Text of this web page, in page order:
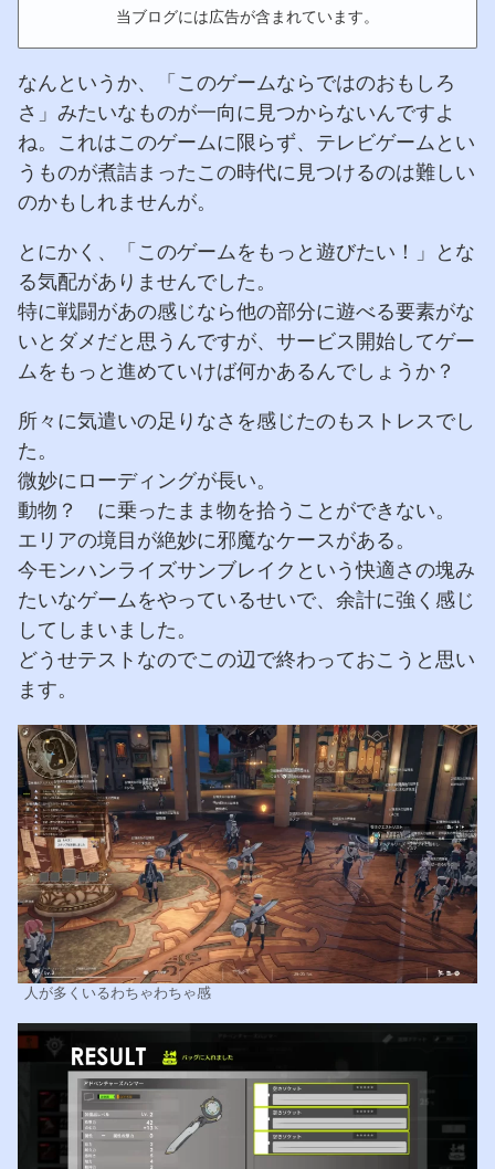
当ブログには広告が含まれています。
なんというか、「このゲームならではのおもしろ
さ」みたいなものが一向に見つからないんですよ
ね。これはこのゲームに限らず、テレビゲームとい
うものが煮詰まったこの時代に見つけるのは難しい
のかもしれませんが。
とにかく、「このゲームをもっと遊びたい！」とな
る気配がありませんでした。
特に戦闘があの感じなら他の部分に遊べる要素がな
いとダメだと思うんですが、サービス開始してゲー
ムをもっと進めていけば何かあるんでしょうか？
所々に気遣いの足りなさを感じたのもストレスでし
た。
微妙にローディングが長い。
動物？ に乗ったまま物を拾うことができない。
エリアの境目が絶妙に邪魔なケースがある。
今モンハンライズサンブレイクという快適さの塊み
たいなゲームをやっているせいで、余計に強く感じ
してしまいました。
どうせテストなのでこの辺で終わっておこうと思い
ます。
人が多くいるわちゃわちゃ感